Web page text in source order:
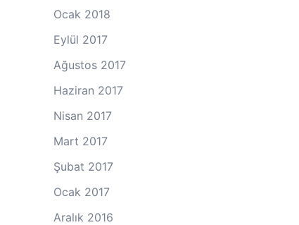
Ocak 2018
Eylül 2017
Ağustos 2017
Haziran 2017
Nisan 2017
Mart 2017
Şubat 2017
Ocak 2017
Aralık 2016